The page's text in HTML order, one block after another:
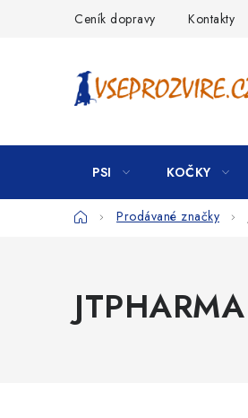
Ceník dopravy Kontakty
PSI KOČKY
DomůProdávané značky
JTPHARMA